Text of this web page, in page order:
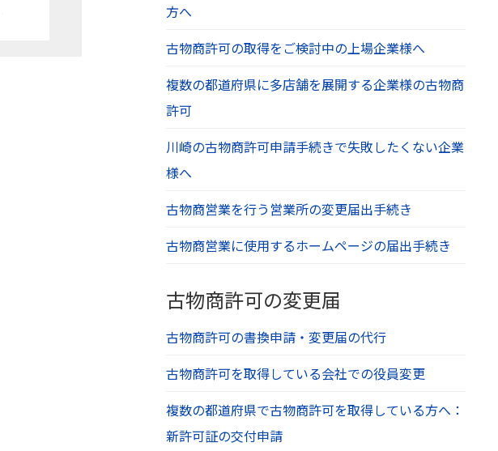
方へ
古物商許可の取得をご検討中の上場企業様へ
複数の都道府県に多店舗を展開する企業様の古物商
許可
川崎の古物商許可申請手続きで失敗したくない企業
様へ
古物商営業を行う営業所の変更届出手続き
古物商営業に使用するホームページの届出手続き
古物商許可の変更届
古物商許可の書換申請・変更届の代行
古物商許可を取得している会社での役員変更
複数の都道府県で古物商許可を取得している方へ：
新許可証の交付申請